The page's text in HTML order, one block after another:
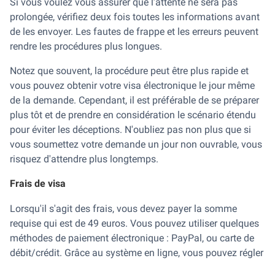
prolongée, vérifiez deux fois toutes les informations avant
de les envoyer. Les fautes de frappe et les erreurs peuvent
rendre les procédures plus longues.
Notez que souvent, la procédure peut être plus rapide et
vous pouvez obtenir votre visa électronique le jour même
de la demande. Cependant, il est préférable de se préparer
plus tôt et de prendre en considération le scénario étendu
pour éviter les déceptions. N'oubliez pas non plus que si
vous soumettez votre demande un jour non ouvrable, vous
risquez d'attendre plus longtemps.
Frais de visa
Lorsqu'il s'agit des frais, vous devez payer la somme
requise qui est de 49 euros. Vous pouvez utiliser quelques
méthodes de paiement électronique : PayPal, ou carte de
débit/crédit. Grâce au système en ligne, vous pouvez régler